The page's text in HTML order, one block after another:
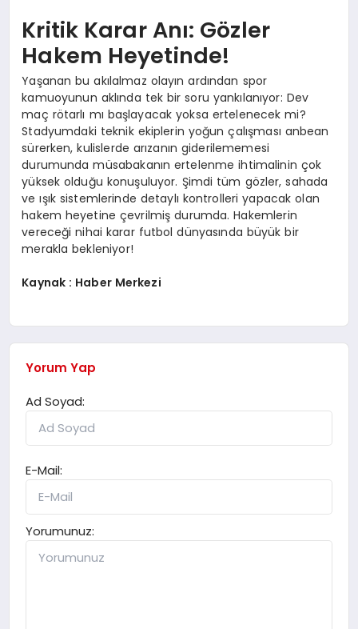
Kritik Karar Anı: Gözler
Hakem Heyetinde!
Yaşanan bu akılalmaz olayın ardından spor
kamuoyunun aklında tek bir soru yankılanıyor: Dev
maç rötarlı mı başlayacak yoksa ertelenecek mi?
Stadyumdaki teknik ekiplerin yoğun çalışması anbean
sürerken, kulislerde arızanın giderilememesi
durumunda müsabakanın ertelenme ihtimalinin çok
yüksek olduğu konuşuluyor. Şimdi tüm gözler, sahada
ve ışık sistemlerinde detaylı kontrolleri yapacak olan
hakem heyetine çevrilmiş durumda. Hakemlerin
vereceği nihai karar futbol dünyasında büyük bir
merakla bekleniyor!
Kaynak : Haber Merkezi
Yorum Yap
Ad Soyad:
E-Mail:
Yorumunuz: